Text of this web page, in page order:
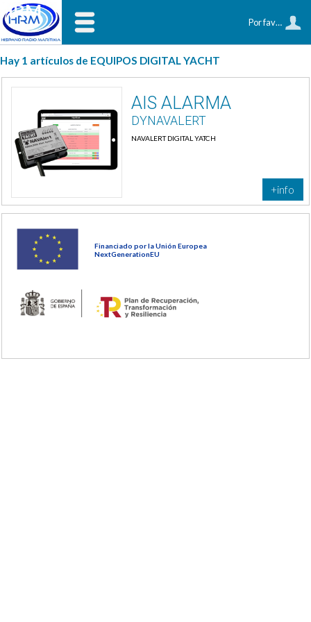
HRM
Por favor, identifíquese
Hay 1 artículos de EQUIPOS DIGITAL YACHT
AIS ALARMA
DYNAVALERT
NAVALERT DIGITAL YATCH
+info
Financiado por la Unión Europea
NextGenerationEU